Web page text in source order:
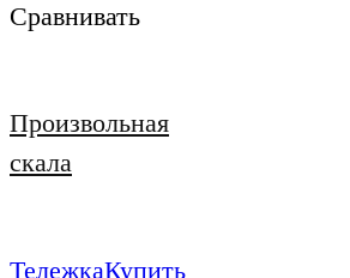
Сравнивать
Произвольная
скала
ТележкаКупить